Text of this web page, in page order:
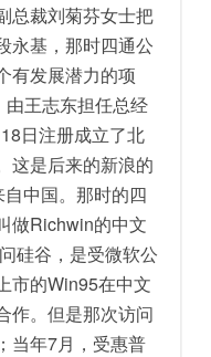
总裁刘菊芬女士把
永基，那时四通公
有发展潜力的项
王志东担任总经
日注册成立了北
这是后来的新浪的
自中国。那时的四
做Richwin的中文
硅谷，是受微软公
市的Win95在中文
作。但是那次访问
当年7月，受惠普